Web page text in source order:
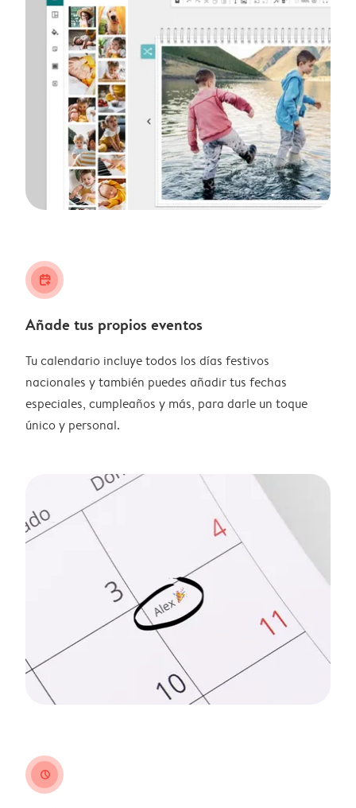
calendar_plus
Añade tus propios eventos
Tu calendario incluye todos los días festivos
nacionales y también puedes añadir tus fechas
especiales, cumpleaños y más, para darle un toque
único y personal.
clock